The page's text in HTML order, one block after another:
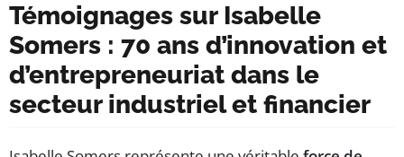
Témoignages sur Isabelle
Somers : 70 ans d’innovation et
d’entrepreneuriat dans le
secteur industriel et financier